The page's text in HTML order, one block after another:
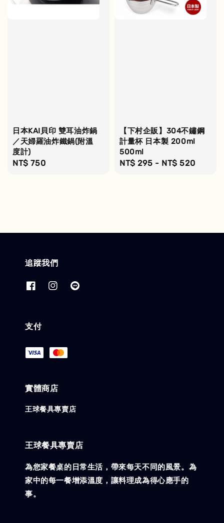
日本KAI貝印 雙耳油炸鍋
／天婦羅油炸鐵鍋(附溫
度計)
Regular
NT$ 750
【下村企販】304不鏽鋼
計量杯 日本製 200ml
500ml
Regular
NT$ 295 - NT$ 520
追蹤我們
支付
實體商店
王球餐具專賣店
王球餐具專賣店
為您家餐桌的日常生活，帶來每天不同的風景。為
家中的每一餐增添溫度，讓料理成為得心應手的
事。